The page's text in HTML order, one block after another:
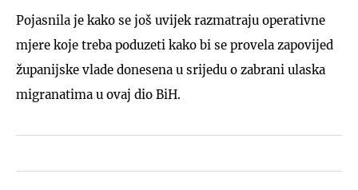
Pojasnila je kako se još uvijek razmatraju operativne
mjere koje treba poduzeti kako bi se provela zapovijed
županijske vlade donesena u srijedu o zabrani ulaska
migranatima u ovaj dio BiH.